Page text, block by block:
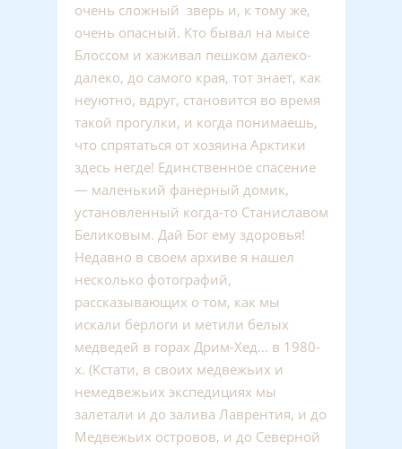
очень сложный зверь и, к тому же,
очень опасный. Кто бывал на мысе
Блоссом и хаживал пешком далеко-
далеко, до самого края, тот знает, как
неуютно, вдруг, становится во время
такой прогулки, и когда понимаешь,
что спрятаться от хозяина Арктики
здесь негде! Единственное спасение
— маленький фанерный домик,
установленный когда-то Станиславом
Беликовым. Дай Бог ему здоровья!
Недавно в своем архиве я нашел
несколько фотографий,
рассказывающих о том, как мы
искали берлоги и метили белых
медведей в горах Дрим-Хед… в 1980-
х. (Кстати, в своих медвежьих и
немедвежьих экспедициях мы
залетали и до залива Лаврентия, и до
Медвежьих островов, и до Северной